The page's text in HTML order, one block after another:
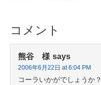
コメント
熊谷 様 says
2006年6月22日 at 6:04 PM
コーラいかがでしょうか？